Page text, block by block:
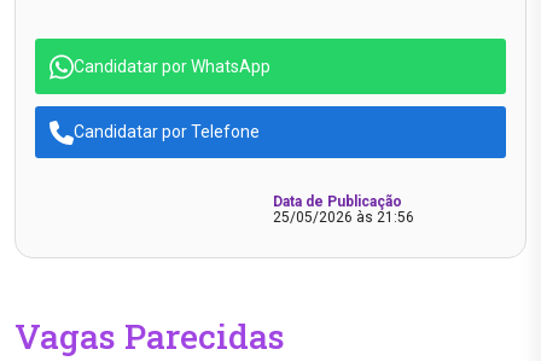
Candidatar por WhatsApp
Candidatar por Telefone
Data de Publicação
25/05/2026 às 21:56
Vagas Parecidas